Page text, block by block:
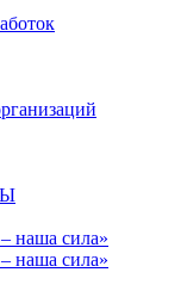
наша сила»
наша сила»